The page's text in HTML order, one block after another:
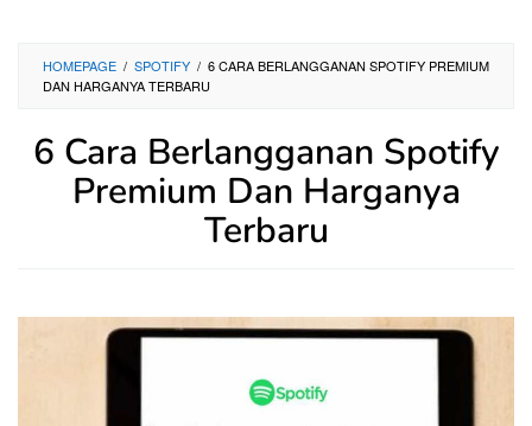
HOMEPAGE / SPOTIFY / 6 CARA BERLANGGANAN SPOTIFY PREMIUM
DAN HARGANYA TERBARU
6 Cara Berlangganan Spotify
Premium Dan Harganya
Terbaru